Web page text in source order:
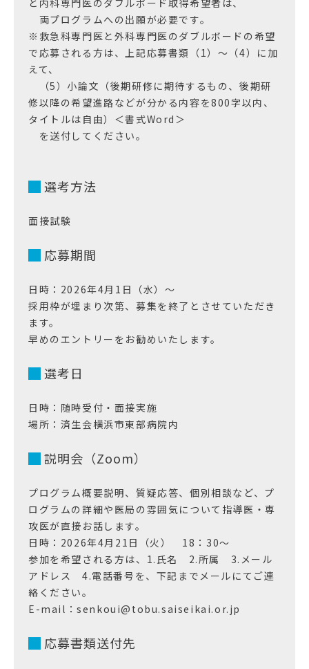
と内科専門医のダブルボード取得希望者は、
両プログラムへの出願が必要です。
※救急科専門医と外科専門医のダブルボードの希望
で応募される方は、上記応募書類（1）～（4）に加
えて、
（5）小論文（後期研修に期待するもの、後期研
修以降の希望進路などが分かる内容を800字以内、
タイトルは自由）＜書式Word＞
を送付してください。
選考方法
面接試験
応募期間
日時：2026年4月1日（水）～
採用枠が埋まり次第、募集を終了とさせていただき
ます。
早めのエントリーをお勧めいたします。
選考日
日時：随時受付・面接実施
場所：済生会横浜市東部病院内
説明会（Zoom）
プログラム概要説明、質疑応答、個別相談など、プ
ログラムの詳細や医局の雰囲気について指導医・専
攻医が直接お話します。
日時：2026年4月21日（火） 18：30～
参加を希望される方は、1.氏名 2.所属 3.メール
アドレス 4.電話番号を、下記までメールにてご連
絡ください。
E-mail：senkoui@tobu.saiseikai.or.jp
応募書類送付先